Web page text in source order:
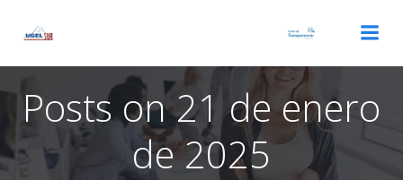
Posts on 21 de enero
de 2025